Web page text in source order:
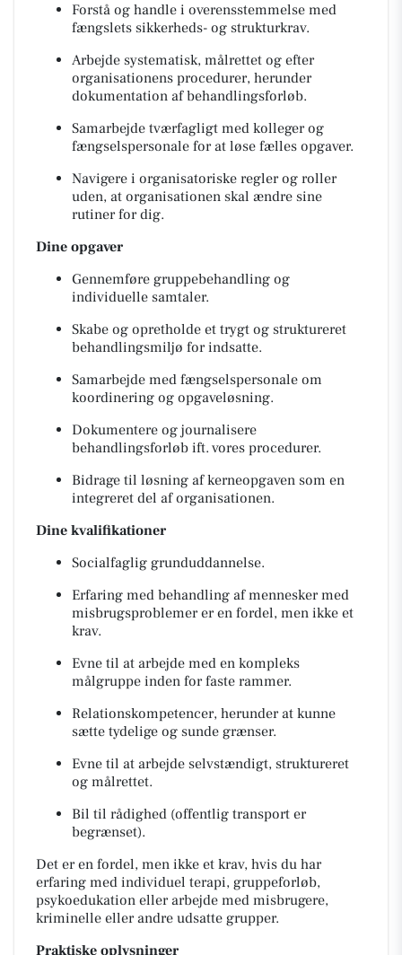
Forstå og handle i overensstemmelse med
fængslets sikkerheds- og strukturkrav.
Arbejde systematisk, målrettet og efter
organisationens procedurer, herunder
dokumentation af behandlingsforløb.
Samarbejde tværfagligt med kolleger og
fængselspersonale for at løse fælles opgaver.
Navigere i organisatoriske regler og roller
uden, at organisationen skal ændre sine
rutiner for dig.
Dine opgaver
Gennemføre gruppebehandling og
individuelle samtaler.
Skabe og opretholde et trygt og struktureret
behandlingsmiljø for indsatte.
Samarbejde med fængselspersonale om
koordinering og opgaveløsning.
Dokumentere og journalisere
behandlingsforløb ift. vores procedurer.
Bidrage til løsning af kerneopgaven som en
integreret del af organisationen.
Dine kvalifikationer
Socialfaglig grunduddannelse.
Erfaring med behandling af mennesker med
misbrugsproblemer er en fordel, men ikke et
krav.
Evne til at arbejde med en kompleks
målgruppe inden for faste rammer.
Relationskompetencer, herunder at kunne
sætte tydelige og sunde grænser.
Evne til at arbejde selvstændigt, struktureret
og målrettet.
Bil til rådighed (offentlig transport er
begrænset).
Det er en fordel, men ikke et krav, hvis du har
erfaring med individuel terapi, gruppeforløb,
psykoedukation eller arbejde med misbrugere,
kriminelle eller andre udsatte grupper.
Praktiske oplysninger